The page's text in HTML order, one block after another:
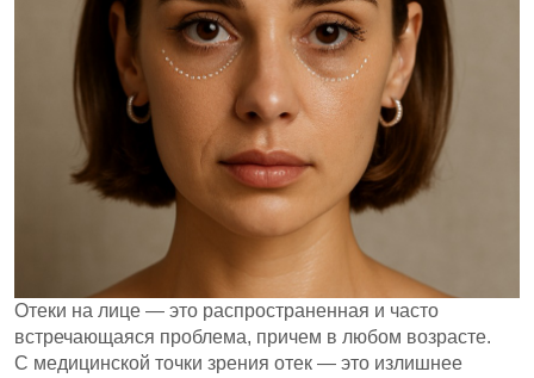
Отеки на лице — это распространенная и часто
встречающаяся проблема, причем в любом возрасте.
С медицинской точки зрения отек — это излишнее